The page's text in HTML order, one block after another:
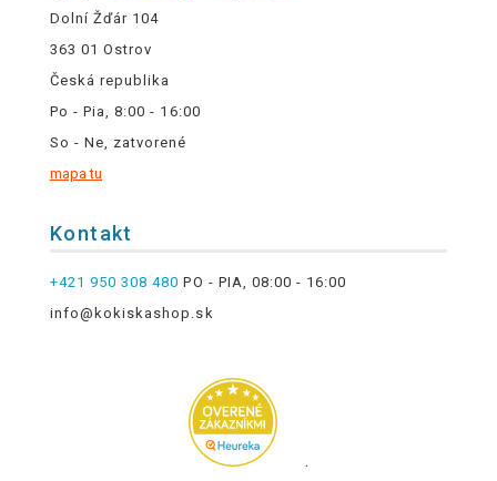
Dolní Žďár 104
363 01 Ostrov
Česká republika
Po - Pia, 8:00 - 16:00
So - Ne, zatvorené
mapa tu
Kontakt
+421 950 308 480 PO - PIA, 08:00 - 16:00
info@kokiskashop.sk
.